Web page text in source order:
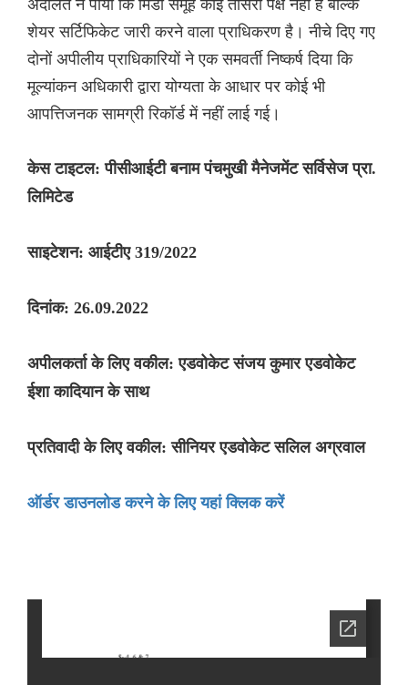
शेयर सर्टिफिकेट जारी करने वाला प्राधिकरण है। नीचे दिए गए
दोनों अपीलीय प्राधिकारियों ने एक समवर्ती निष्कर्ष दिया कि
मूल्यांकन अधिकारी द्वारा योग्यता के आधार पर कोई भी
आपत्तिजनक सामग्री रिकॉर्ड में नहीं लाई गई।
केस टाइटल: पीसीआईटी बनाम पंचमुखी मैनेजमेंट सर्विसेज प्रा.
लिमिटेड
साइटेशन: आईटीए 319/2022
दिनांक: 26.09.2022
अपीलकर्ता के लिए वकील: एडवोकेट संजय कुमार एडवोकेट
ईशा कादियान के साथ
प्रतिवादी के लिए वकील: सीनियर एडवोकेट सलिल अग्रवाल
ऑर्डर डाउनलोड करने के लिए यहां क्लिक करें